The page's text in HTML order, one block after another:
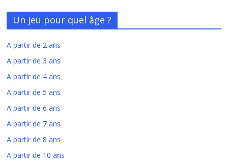
Un jeu pour quel âge ?
A partir de 2 ans
A partir de 3 ans
A partir de 4 ans
A partir de 5 ans
A partir de 6 ans
A partir de 7 ans
A partir de 8 ans
A partir de 10 ans